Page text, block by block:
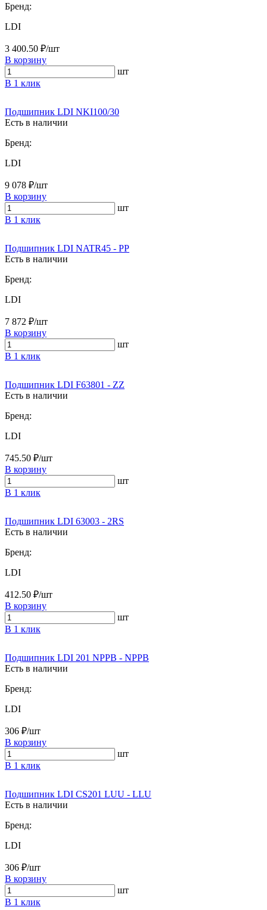
Бренд:
LDI
3 400.50 ₽/шт
В корзину
шт
В 1 клик
Подшипник LDI NKI100/30
Есть в наличии
Бренд:
LDI
9 078 ₽/шт
В корзину
шт
В 1 клик
Подшипник LDI NATR45 - PP
Есть в наличии
Бренд:
LDI
7 872 ₽/шт
В корзину
шт
В 1 клик
Подшипник LDI F63801 - ZZ
Есть в наличии
Бренд:
LDI
745.50 ₽/шт
В корзину
шт
В 1 клик
Подшипник LDI 63003 - 2RS
Есть в наличии
Бренд:
LDI
412.50 ₽/шт
В корзину
шт
В 1 клик
Подшипник LDI 201 NPPB - NPPB
Есть в наличии
Бренд:
LDI
306 ₽/шт
В корзину
шт
В 1 клик
Подшипник LDI CS201 LUU - LLU
Есть в наличии
Бренд:
LDI
306 ₽/шт
В корзину
шт
В 1 клик